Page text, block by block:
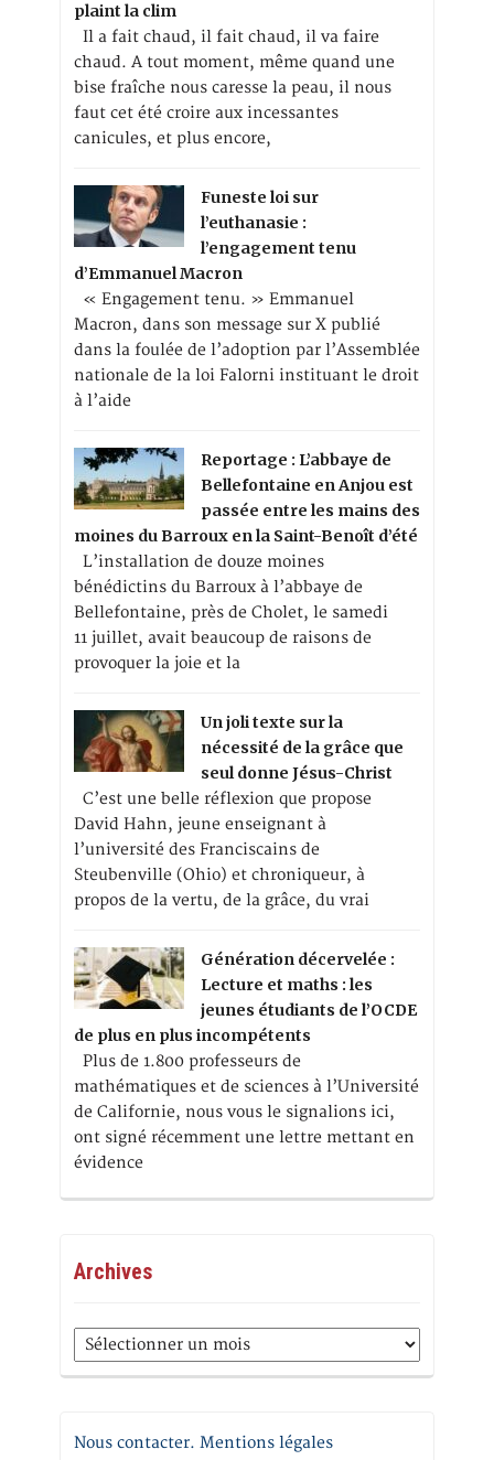
plaint la clim
Il a fait chaud, il fait chaud, il va faire
chaud. A tout moment, même quand une
bise fraîche nous caresse la peau, il nous
faut cet été croire aux incessantes
canicules, et plus encore,
Funeste loi sur
l’euthanasie :
l’engagement tenu
d’Emmanuel Macron
« Engagement tenu. » Emmanuel
Macron, dans son message sur X publié
dans la foulée de l’adoption par l’Assemblée
nationale de la loi Falorni instituant le droit
à l’aide
Reportage : L’abbaye de
Bellefontaine en Anjou est
passée entre les mains des
moines du Barroux en la Saint-Benoît d’été
L’installation de douze moines
bénédictins du Barroux à l’abbaye de
Bellefontaine, près de Cholet, le samedi
11 juillet, avait beaucoup de raisons de
provoquer la joie et la
Un joli texte sur la
nécessité de la grâce que
seul donne Jésus-Christ
C’est une belle réflexion que propose
David Hahn, jeune enseignant à
l’université des Franciscains de
Steubenville (Ohio) et chroniqueur, à
propos de la vertu, de la grâce, du vrai
Génération décervelée :
Lecture et maths : les
jeunes étudiants de l’OCDE
de plus en plus incompétents
Plus de 1.800 professeurs de
mathématiques et de sciences à l’Université
de Californie, nous vous le signalions ici,
ont signé récemment une lettre mettant en
évidence
Archives
Archives
Nous contacter. Mentions légales